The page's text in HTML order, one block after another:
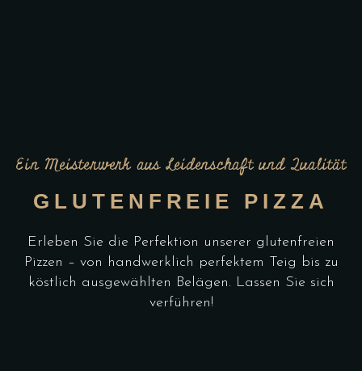
Ein Meisterwerk aus Leidenschaft und Qualität
GLUTENFREIE PIZZA
Erleben Sie die Perfektion unserer glutenfreien
Pizzen – von handwerklich perfektem Teig bis zu
köstlich ausgewählten Belägen. Lassen Sie sich
verführen!